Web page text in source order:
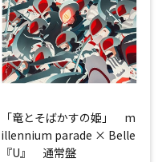
「竜とそばかすの姫」 m
illennium parade × Belle
『U』 通常盤